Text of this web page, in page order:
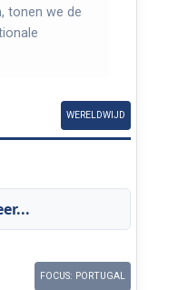
tonen we de
WERELDWIJD
FOCUS: PORTUGAL